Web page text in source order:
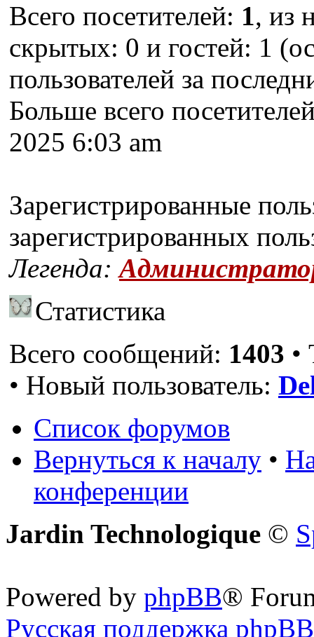
Всего посетителей: 1, из
скрытых: 0 и гостей: 1
пользователей за
Больше всего
2025 6:03 am
Зарегистрированные
зарегистрированных
Легенда:
Статистика
Всего сообщений: 1403 •
• Новый пользователь:
Список форумов
Вернуться к началу •
конференции
Jardin Technologique ©
Powered by phpBB®
Русская поддержка phpBB